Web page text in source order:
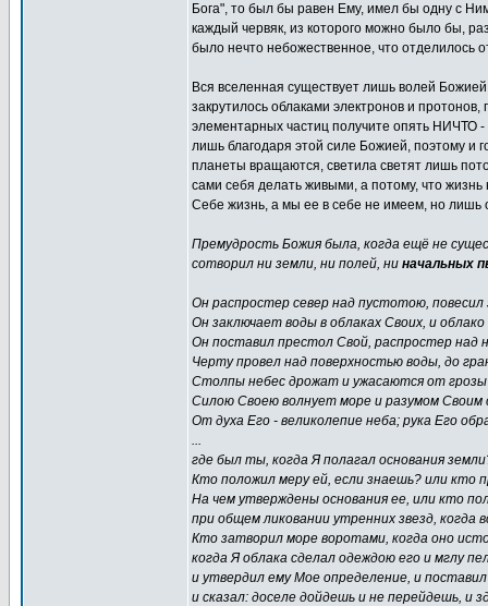
Бога", то был бы равен Ему, имел бы одну с
каждый червяк, из которого можно было бы,
было нечто небожественное, что отделилось
Вся вселенная существует лишь волей
закрутилось облаками электронов и
элементарных частиц получите опять НИЧТО -
лишь благодаря этой силе Божией, поэтому и
планеты вращаются, светила светят лишь
сами себя делать живыми, а потому, что
Себе жизнь, а мы ее в себе не имеем, но лишь
Премудрость Божия была, когда ещё не
сотворил ни земли, ни полей, ни начальных
Он распростер север над пустотою, повесил
Он заключает воды в облаках Своих, и
Он поставил престол Свой, распростер над
Черту провел над поверхностью воды, до
Столпы небес дрожат и ужасаются от грозы
Силою Своею волнует море и разумом Своим
От духа Его - великолепие неба; рука Его
...
где был ты, когда Я полагал основания
Кто положил меру ей, если знаешь? или кто
На чем утверждены основания ее, или кто
при общем ликовании утренних звезд,
Кто затворил море воротами, когда оно
когда Я облака сделал одеждою его и мглу
и утвердил ему Мое определение, и
и сказал: доселе дойдешь и не перейдешь, и